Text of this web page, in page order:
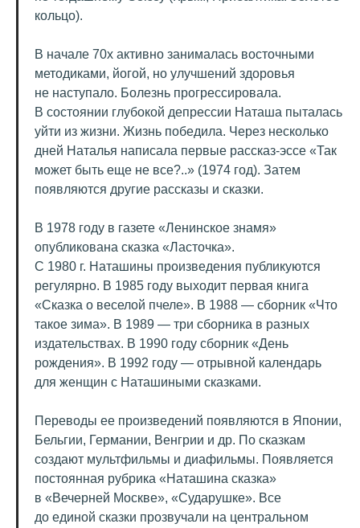
кольцо).
В начале 70х активно занималась восточными
методиками, йогой, но улучшений здоровья
не наступало. Болезнь прогрессировала.
В состоянии глубокой депрессии Наташа пыталась
уйти из жизни. Жизнь победила. Через несколько
дней Наталья написала первые рассказ-эссе «Так
может быть еще не все?..» (1974 год). Затем
появляются другие рассказы и сказки.
В 1978 году в газете «Ленинское знамя»
опубликована сказка «Ласточка».
С 1980 г. Наташины произведения публикуются
регулярно. В 1985 году выходит первая книга
«Сказка о веселой пчеле». В 1988 — сборник «Что
такое зима». В 1989 — три сборника в разных
издательствах. В 1990 году сборник «День
рождения». В 1992 году — отрывной календарь
для женщин с Наташиными сказками.
Переводы ее произведений появляются в Японии,
Бельгии, Германии, Венгрии и др. По сказкам
создают мультфильмы и диафильмы. Появляется
постоянная рубрика «Наташина сказка»
в «Вечерней Москве», «Сударушке». Все
до единой сказки прозвучали на центральном